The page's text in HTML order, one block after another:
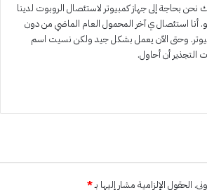
نحن بحاجة إلى جهاز كمبيوتر لاستئصال الروبوت لدينا
أنا استئصال ي آخر المحمول العام الماضي من دون
وحتى الآن يعمل بشكل جيد ولكن نسيت اسم
التجذير أن أحاول.
الحقول الإلزامية مشار إليها بـ*